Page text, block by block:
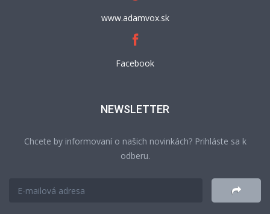
www.adamvox.sk
Facebook
NEWSLETTER
Chcete by informovaní o našich novinkách? Prihláste sa k
odberu.